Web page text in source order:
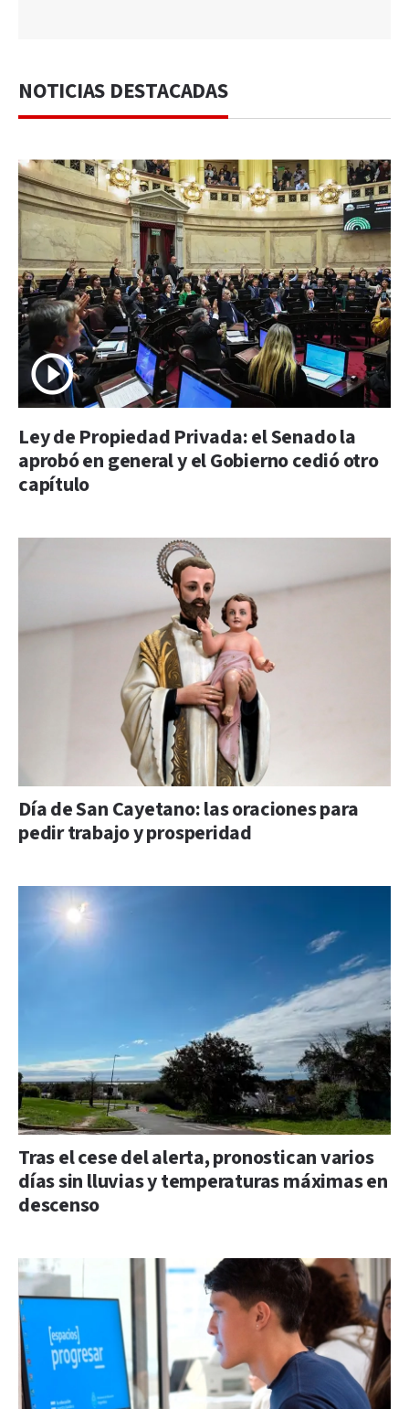
NOTICIAS DESTACADAS
Ley de Propiedad Privada: el Senado la
aprobó en general y el Gobierno cedió otro
capítulo
Día de San Cayetano: las oraciones para
pedir trabajo y prosperidad
Tras el cese del alerta, pronostican varios
días sin lluvias y temperaturas máximas en
descenso